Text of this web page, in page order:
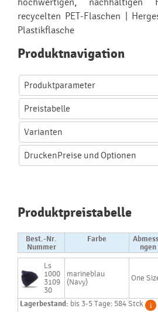
hochwertigen,
recycelten PET-Flaschen |
Plastikflasche
Produktnavigation
Produktparameter
Preistabelle
Varianten
DruckenPreise und Optionen
Produktpreistabelle
Best.-Nr.
Nummer
Farbe
ngen
Ls
1000
3109
30
marineblau
(Navy)
One
Lagerbestand: bis 3-5 Tage: 584 Stck